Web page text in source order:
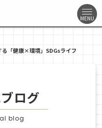
る「健康×環境」SDGsライフ
ログ
blog